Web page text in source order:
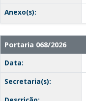
Anexo(s):
Portaria 068/2026
Data:
Secretaria(s):